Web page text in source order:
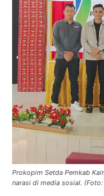
Prokopim Setda Pemkab
narasi di media sosial.